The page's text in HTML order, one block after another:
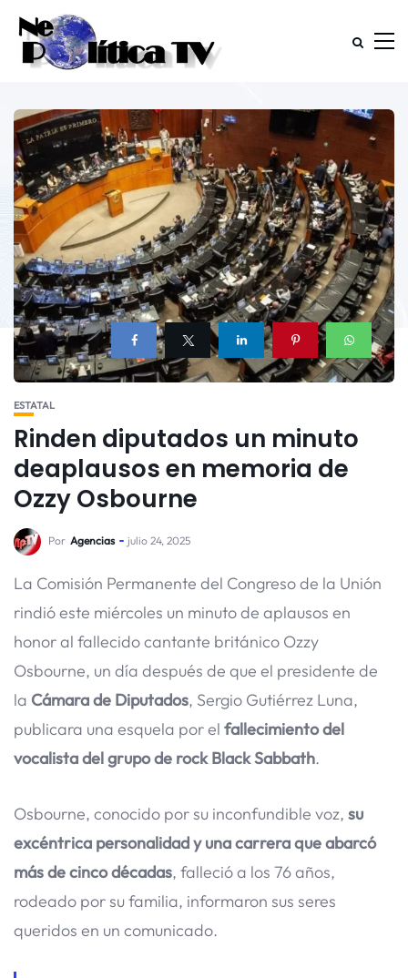
ESTATAL
Rinden diputados un minuto
deaplausos en memoria de
Ozzy Osbourne
Por Agencias julio 24, 2025
La Comisión Permanente del Congreso de la Unión
rindió este miércoles un minuto de aplausos en
honor al fallecido cantante británico Ozzy
Osbourne, un día después de que el presidente de
la Cámara de Diputados, Sergio Gutiérrez Luna,
publicara una esquela por el fallecimiento del
vocalista del grupo de rock Black Sabbath.
Osbourne, conocido por su inconfundible voz, su
excéntrica personalidad y una carrera que abarcó
más de cinco décadas, falleció a los 76 años,
rodeado por su familia, informaron sus seres
queridos en un comunicado.